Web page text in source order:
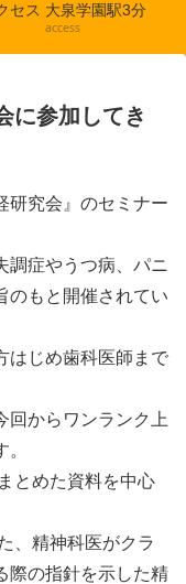
セス 大泉学園駅3分
access
に参加してき
研究会』のセミナー
調症やうつ病、パニ
のもと開催されてい
はじめ歯科医師まで
回からワンランク上
とめた資料を中心
、精神科医がクラ
際の指針を示した精